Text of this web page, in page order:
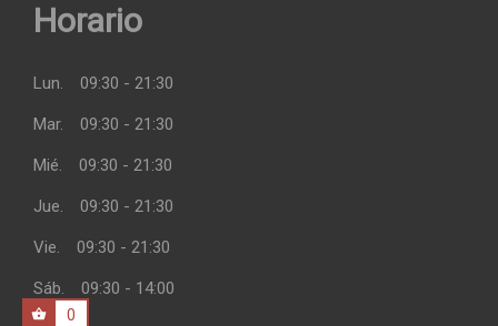
Horario
Lun. 09:30 - 21:30
Mar. 09:30 - 21:30
Mié. 09:30 - 21:30
Jue. 09:30 - 21:30
Vie. 09:30 - 21:30
Sáb. 09:30 - 14:00
0